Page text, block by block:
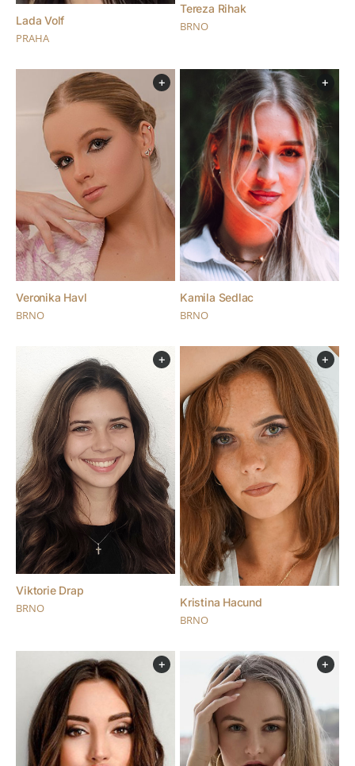
Lada Volf
PRAHA
Tereza Rihak
BRNO
+
Veronika Havl
BRNO
+
Kamila Sedlac
BRNO
+
Viktorie Drap
BRNO
+
Kristina Hacund
BRNO
+ +